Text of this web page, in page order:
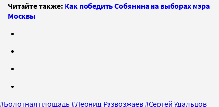
Читайте также: Как победить Собянина на выборах мэра
Москвы
#Болотная площадь#Леонид Развозжаев#Сергей Удальцов